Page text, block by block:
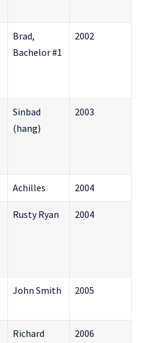
Brad,
Bachelor #1
2002
Sinbad
(hang)
2003
Achilles 2004
Rusty Ryan 2004
John Smith 2005
Richard
2006